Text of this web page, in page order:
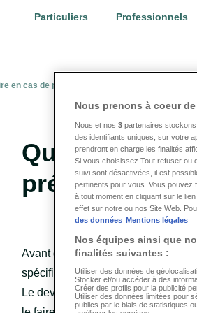
Particuliers Professionnels
en cas de prothèse dentaire prévue ?
Que faire en
prévue ?
Avant de commencer les
spécifique des coûts. Ceci vous
Le devis doit tout d’abord être
Nous prenons à coeur
Nous et nos 3 partenaires
des identifiants uniques, sur votre
prendront en charge les finalités
Si vous choisissez Tout refuser ou
suivi sont désactivées, il est
pertinents pour vous. Vous pouvez
à tout moment en cliquant sur le
effet sur notre ou nos Site Web.
des données Mentions légales
Nos équipes ainsi que
finalités suivantes :
Utiliser des données de
Stocker et/ou accéder à des
Créer des profils pour la publicité
Utiliser des données limitées pour
publics par le biais de statistiques